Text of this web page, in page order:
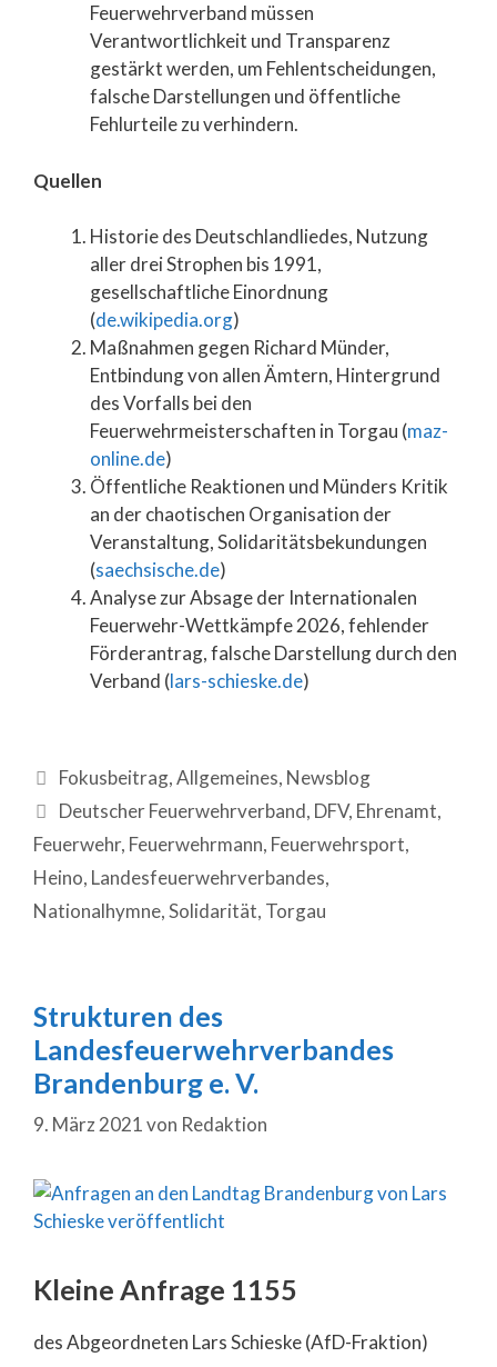
Feuerwehrverband müssen
Verantwortlichkeit und Transparenz
gestärkt werden, um Fehlentscheidungen,
falsche Darstellungen und öffentliche
Fehlurteile zu verhindern.
Quellen
Historie des Deutschlandliedes, Nutzung
aller drei Strophen bis 1991,
gesellschaftliche Einordnung
(de.wikipedia.org)
Maßnahmen gegen Richard Münder,
Entbindung von allen Ämtern, Hintergrund
des Vorfalls bei den
Feuerwehrmeisterschaften in Torgau (maz-
online.de)
Öffentliche Reaktionen und Münders Kritik
an der chaotischen Organisation der
Veranstaltung, Solidaritätsbekundungen
(saechsische.de)
Analyse zur Absage der Internationalen
Feuerwehr-Wettkämpfe 2026, fehlender
Förderantrag, falsche Darstellung durch den
Verband (lars-schieske.de)
Fokusbeitrag,Allgemeines, Newsblog
Deutscher Feuerwehrverband, DFV, Ehrenamt,
Feuerwehr, Feuerwehrmann, Feuerwehrsport,
Heino, Landesfeuerwehrverbandes,
Nationalhymne,Solidarität, Torgau
Strukturen des
Landesfeuerwehrverbandes
Brandenburg e. V.
9. März 2021von Redaktion
Kleine Anfrage 1155
des Abgeordneten Lars Schieske (AfD-Fraktion)